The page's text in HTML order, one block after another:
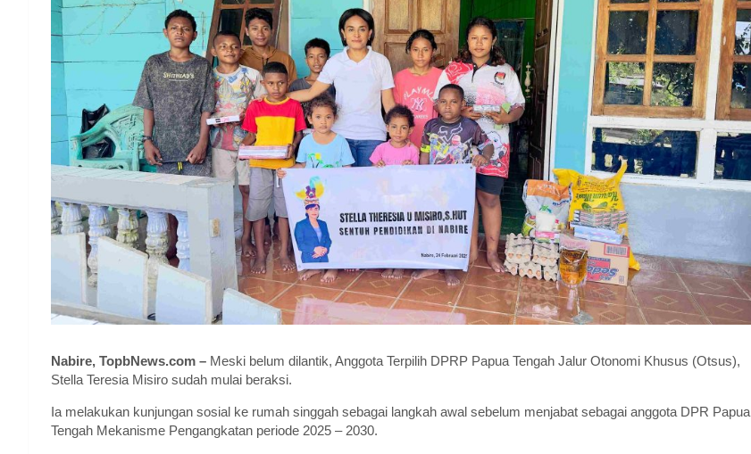
Nabire, TopbNews.com – Meski belum dilantik, Anggota Terpilih DPRP Papua Tengah Jalur Otonomi Khusus (Otsus),
Stella Teresia Misiro sudah mulai beraksi.
Ia melakukan kunjungan sosial ke rumah singgah sebagai langkah awal sebelum menjabat sebagai anggota DPR Papua
Tengah Mekanisme Pengangkatan periode 2025 – 2030.